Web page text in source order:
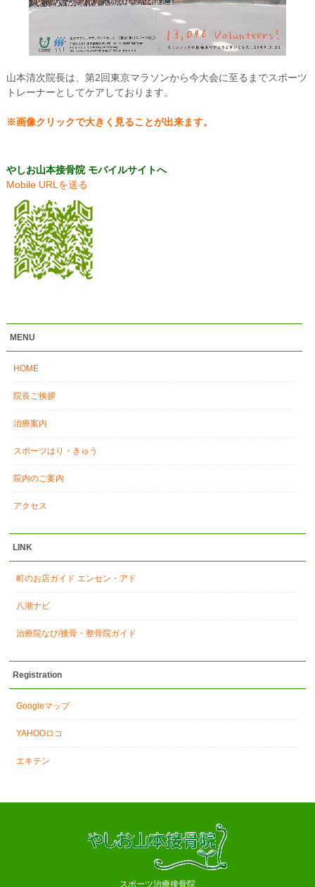
山本清次院長は、第2回東京マラソンから今大会に至るまでスポーツ
トレーナーとしてケアしております。
※画像クリックで大きく見ることが出来ます。
やしお山本接骨院 モバイルサイトへ
Mobile URLを送る
MENU
HOME
院長ご挨拶
治療案内
スポーツはり・きゅう
院内のご案内
アクセス
LINK
町のお店ガイド エンセン・アド
八潮ナビ
治療院なび/接骨・整骨院ガイド
Registration
Googleマップ
YAHOOロコ
エキテン
スポーツ治療接骨院